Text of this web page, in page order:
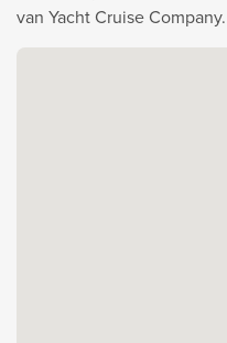
van Yacht Cruise Company.